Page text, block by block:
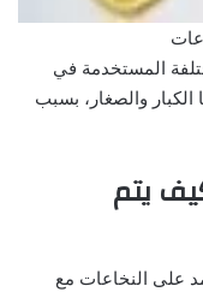
المستخدمة في
الكبار والصغار، بسبب
يتم
على النخاعات مع